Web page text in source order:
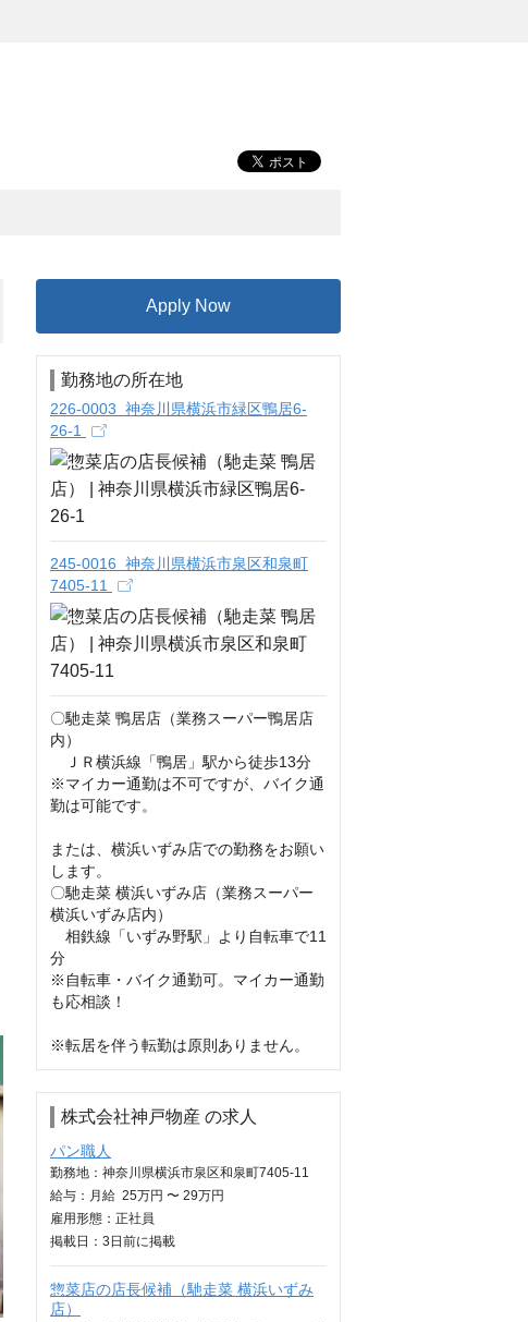
Apply Now
勤務地の所在地
226-0003 神奈川県横浜市緑区鴨居6-
26-1
245-0016 神奈川県横浜市泉区和泉町
7405-11
〇馳走菜 鴨居店（業務スーパー鴨居店
内）
ＪＲ横浜線「鴨居」駅から徒歩13分
※マイカー通勤は不可ですが、バイク通
勤は可能です。
または、横浜いずみ店での勤務をお願い
します。
〇馳走菜 横浜いずみ店（業務スーパー
横浜いずみ店内）
相鉄線「いずみ野駅」より自転車で11
分
※自転車・バイク通勤可。マイカー通勤
も応相談！
※転居を伴う転勤は原則ありません。
株式会社神戸物産 の求人
パン職人
勤務地：神奈川県横浜市泉区和泉町7405-11
給与： 月給 25万円 〜 29万円
雇用形態：正社員
掲載日： 3日 前に掲載
惣菜店の店長候補（馳走菜 横浜いずみ
店）